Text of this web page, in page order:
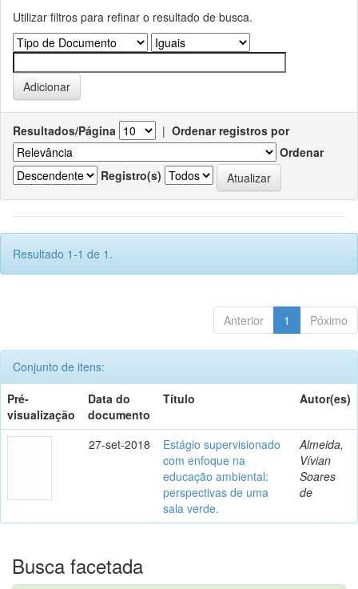
Utilizar filtros para refinar o resultado de busca.
Resultados/Página | Ordenar registros por
Ordenar
Registro(s)
Resultado 1-1 de 1.
Anterior 1 Póximo
Conjunto de itens:
Pré-
visualização
Data do
documento
Título Autor(es)
27-set-2018
Estágio supervisionado
com enfoque na
educação ambiental:
perspectivas de uma
sala verde.
Almeida,
Vívian
Soares
de
Busca facetada